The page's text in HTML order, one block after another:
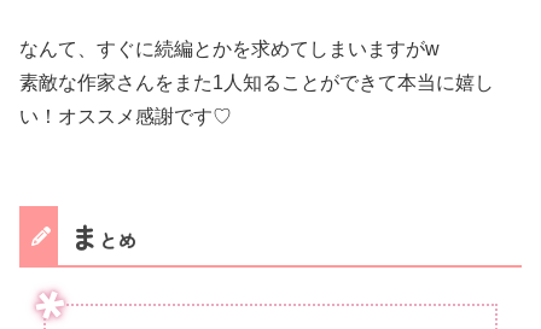
なんて、すぐに続編とかを求めてしまいますがw
素敵な作家さんをまた1人知ることができて本当に嬉し
い！オススメ感謝です♡
ま とめ